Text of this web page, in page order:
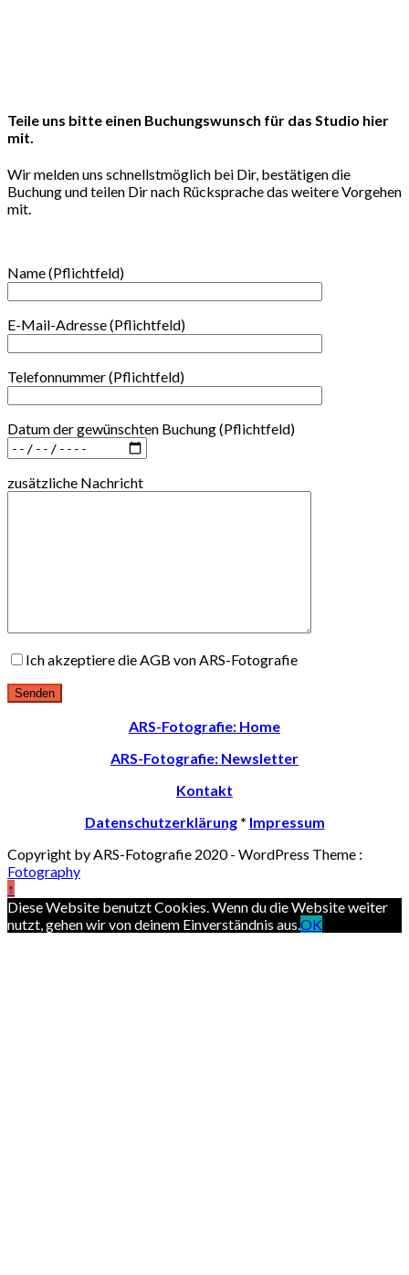
Teile uns bitte einen Buchungswunsch für das Studio hier
mit.
Wir melden uns schnellstmöglich bei Dir, bestätigen die
Buchung und teilen Dir nach Rücksprache das weitere Vorgehen
mit.
Name (Pflichtfeld)
E-Mail-Adresse (Pflichtfeld)
Telefonnummer (Pflichtfeld)
Datum der gewünschten Buchung (Pflichtfeld)
zusätzliche Nachricht
Ich akzeptiere die AGB von ARS-Fotografie
ARS-Fotografie: Home
ARS-Fotografie: Newsletter
Kontakt
Datenschutzerklärung* Impressum
Copyright by ARS-Fotografie 2020- WordPress Theme :
Fotography
↑
Diese Website benutzt Cookies. Wenn du die Website weiter
nutzt, gehen wir von deinem Einverständnis aus.OK